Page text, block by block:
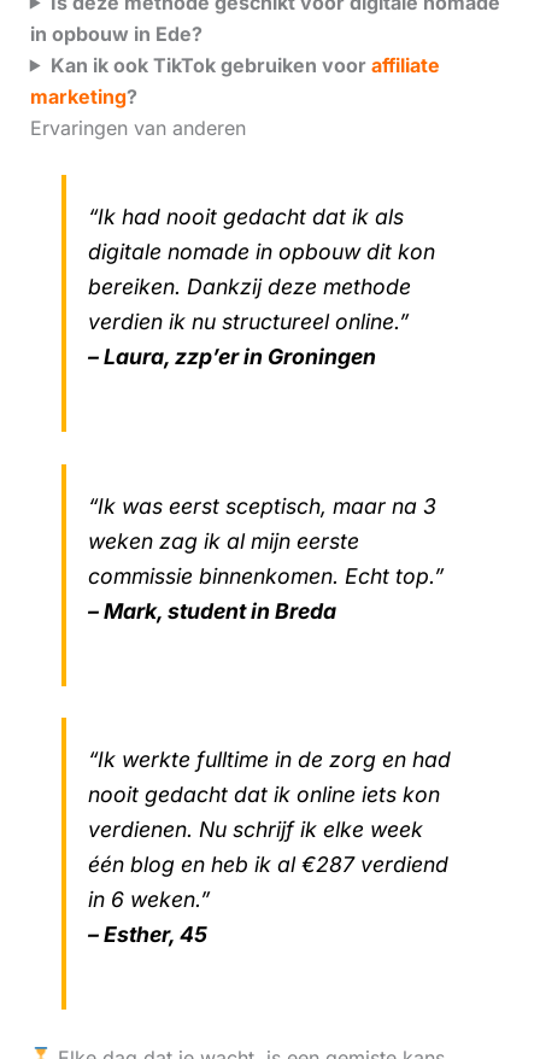
in opbouw in Ede?
Kan ik ook TikTok gebruiken voor affiliate
marketing?
Ervaringen van anderen
“Ik had nooit gedacht dat ik als
digitale nomade in opbouw dit kon
bereiken. Dankzij deze methode
verdien ik nu structureel online.”
– Laura, zzp’er in Groningen
“Ik was eerst sceptisch, maar na 3
weken zag ik al mijn eerste
commissie binnenkomen. Echt top.”
– Mark, student in Breda
“Ik werkte fulltime in de zorg en had
nooit gedacht dat ik online iets kon
verdienen. Nu schrijf ik elke week
één blog en heb ik al €287 verdiend
in 6 weken.”
– Esther, 45